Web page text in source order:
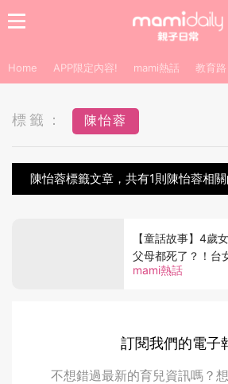
Home APP限定內容! mami熱話 教育路
標籤： 陳怡蓉
陳怡蓉標籤文章，共有1則陳怡蓉相
mami熱話
【童話故事】4歲
父母都死了？！台
個共同點
訂閱我們的電子
不想錯過最新的育兒資訊嗎？